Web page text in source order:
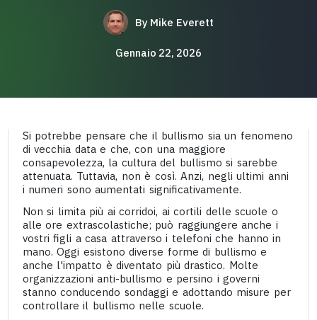
By Mike Everett
Gennaio 22, 2026
Si potrebbe pensare che il bullismo sia un fenomeno
di vecchia data e che, con una maggiore
consapevolezza, la cultura del bullismo si sarebbe
attenuata. Tuttavia, non è così. Anzi, negli ultimi anni
i numeri sono aumentati significativamente.
Non si limita più ai corridoi, ai cortili delle scuole o
alle ore extrascolastiche; può raggiungere anche i
vostri figli a casa attraverso i telefoni che hanno in
mano. Oggi esistono diverse forme di bullismo e
anche l'impatto è diventato più drastico. Molte
organizzazioni anti-bullismo e persino i governi
stanno conducendo sondaggi e adottando misure per
controllare il bullismo nelle scuole.